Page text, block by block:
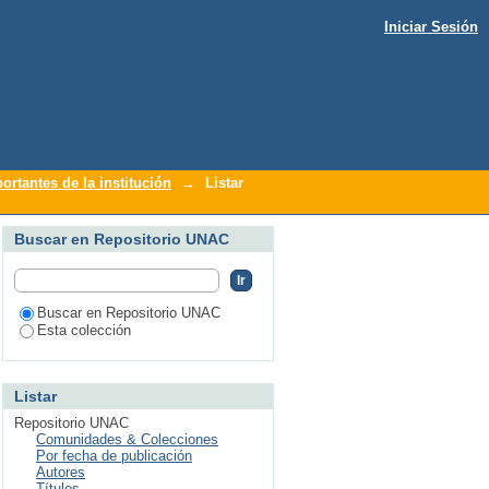
Iniciar Sesión
de la institución →
Listar
Buscar en Repositorio UNAC
Buscar en Repositorio UNAC
Esta colección
Listar
Repositorio UNAC
Comunidades & Colecciones
Por fecha de publicación
Autores